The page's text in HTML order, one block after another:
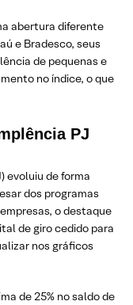
abertura diferente
e Bradesco, seus
de pequenas e
no índice, o que
PJ
evoluiu de forma
dos programas
o destaque
de giro cedido para
nos gráficos
de 25% no saldo de